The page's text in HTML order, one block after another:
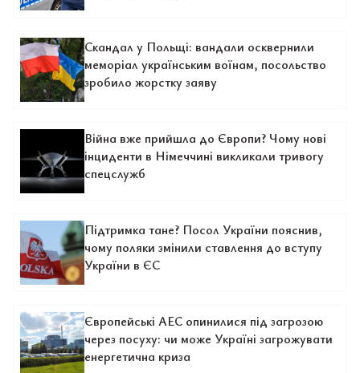
Скандал у Польщі: вандали осквернили
меморіал українським воїнам, посольство
зробило жорстку заяву
Війна вже прийшла до Європи? Чому нові
інциденти в Німеччині викликали тривогу
спецслужб
Підтримка тане? Посол України пояснив,
чому поляки змінили ставлення до вступу
України в ЄС
Європейські АЕС опинилися під загрозою
через посуху: чи може Україні загрожувати
енергетична криза